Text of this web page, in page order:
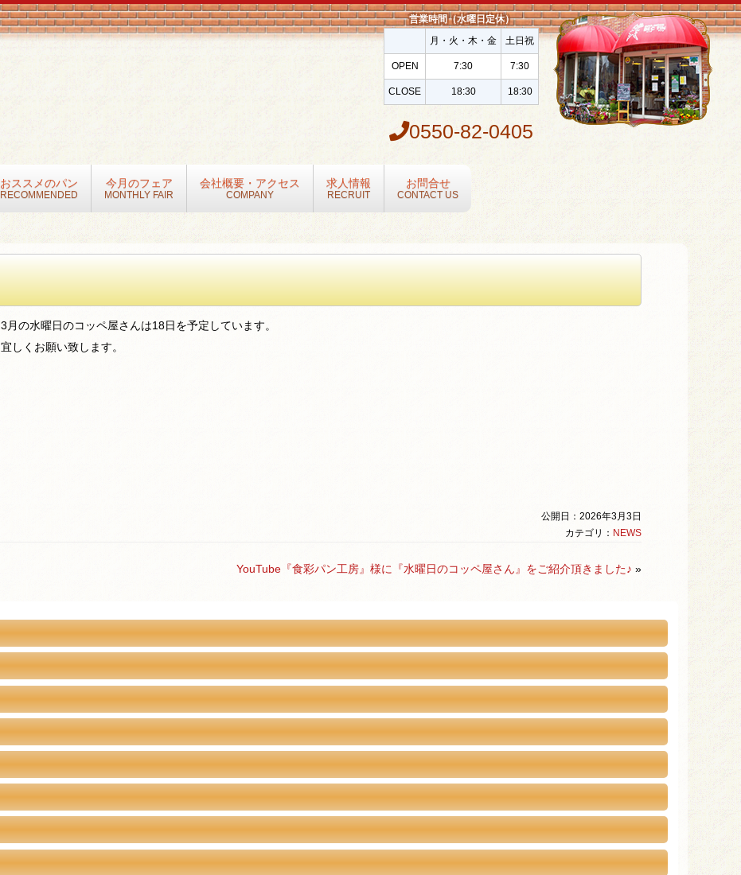
営業時間（水曜日定休）
月・火・木・金 土日祝
OPEN 7:30 7:30
CLOSE 18:30 18:30
0550-82-0405
おススメのパン
RECOMMENDED
今月のフェア
MONTHLY FAIR
会社概要・アクセス
COMPANY
求人情報
RECRUIT
お問合せ
CONTACT US
3月の水曜日のコッペ屋さんは18日を予定しています。
宜しくお願い致します。
公開日：2026年3月3日
カテゴリ： NEWS
YouTube『食彩パン工房』様に『水曜日のコッペ屋さん』をご紹介頂きました♪ »